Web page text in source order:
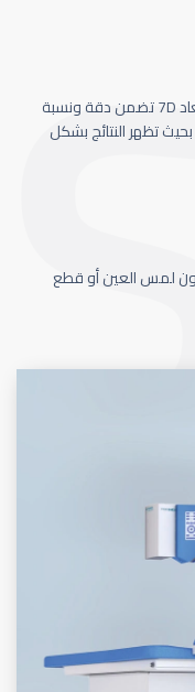
كاميرا تتبع حركة العين سباعية الابعاد 7D تضمن دقة ونسبة
تظهر النتائج بشكل
لمس العين أو قطع